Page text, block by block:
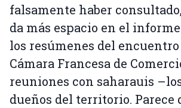
falsamente haber
da más espacio en el
los resúmenes del
Cámara Francesa de
reuniones con saharauis
dueños del territorio. Parece